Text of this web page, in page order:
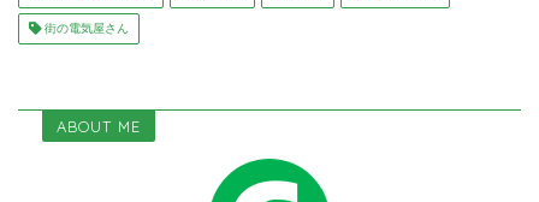
街の電気屋さん
ABOUT ME